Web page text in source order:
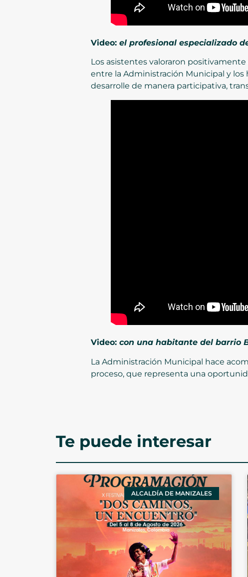
Video: el profesional especializado
Los asistentes valoraron
entre la Administración Municipal y
desarrolle de manera participativa,
Video: con una habitante del barrio
La Administración Municipal hace
proceso, que representa una
Te puede interesar
ALCALDÍA DE MANIZALES